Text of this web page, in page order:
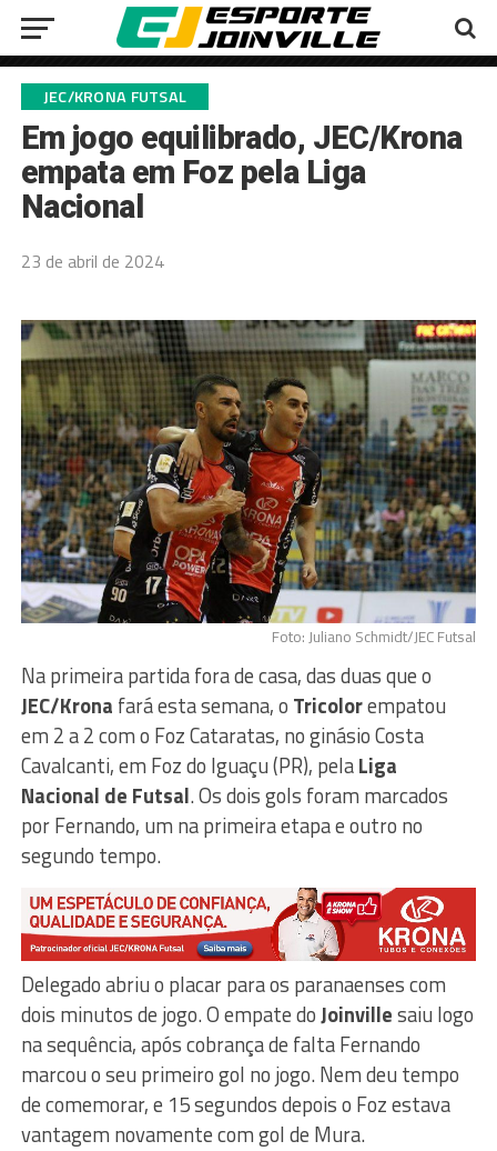
JEC/KRONA FUTSAL
Em jogo equilibrado, JEC/Krona
empata em Foz pela Liga
Nacional
23 de abril de 2024
Foto: Juliano Schmidt/JEC Futsal
Na primeira partida fora de casa, das duas que o
JEC/Krona fará esta semana, o Tricolorempatou
em 2 a 2 com o Foz Cataratas, no ginásio Costa
Cavalcanti, em Foz do Iguaçu (PR), pelaLiga
Nacional de Futsal. Os dois gols foram marcados
por Fernando, um na primeira etapa e outro no
segundo tempo.
Delegado abriu o placar para os paranaenses com
dois minutos de jogo. O empate doJoinvillesaiu logo
na sequência, após cobrança de falta Fernando
marcou o seu primeiro gol no jogo. Nem deu tempo
de comemorar, e 15 segundos depois o Foz estava
vantagem novamente com gol de Mura.